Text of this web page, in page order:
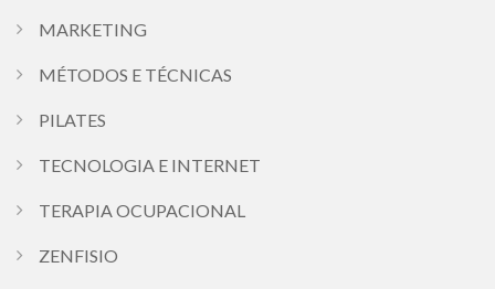
MARKETING
MÉTODOS E TÉCNICAS
PILATES
TECNOLOGIA E INTERNET
TERAPIA OCUPACIONAL
ZENFISIO